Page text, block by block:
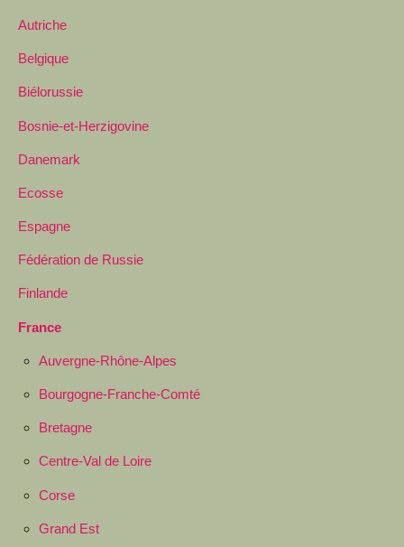
Autriche
Belgique
Biélorussie
Bosnie-et-Herzigovine
Danemark
Ecosse
Espagne
Fédération de Russie
Finlande
France
Auvergne-Rhône-Alpes
Bourgogne-Franche-Comté
Bretagne
Centre-Val de Loire
Corse
Grand Est